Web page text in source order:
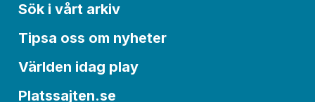
Sök i vårt arkiv
Tipsa oss om nyheter
Världen idag play
Platssajten.se